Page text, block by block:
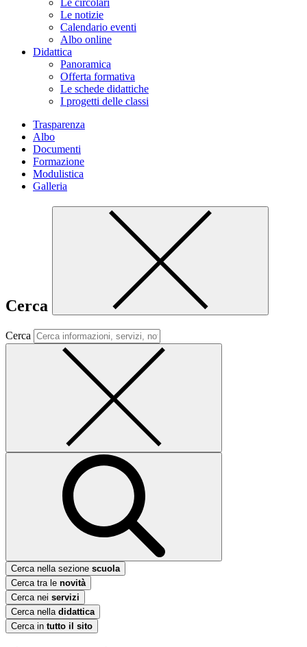
Le circolari
Le notizie
Calendario eventi
Albo online
Didattica
Panoramica
Offerta formativa
Le schede didattiche
I progetti delle classi
Trasparenza
Albo
Documenti
Formazione
Modulistica
Galleria
Cerca
Cerca
Cerca nella sezione scuola
Cerca tra le novità
Cerca nei servizi
Cerca nella didattica
Cerca in tutto il sito